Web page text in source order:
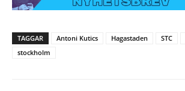
TAGGAR Antoni Kutics Hagastaden STC
stockholm